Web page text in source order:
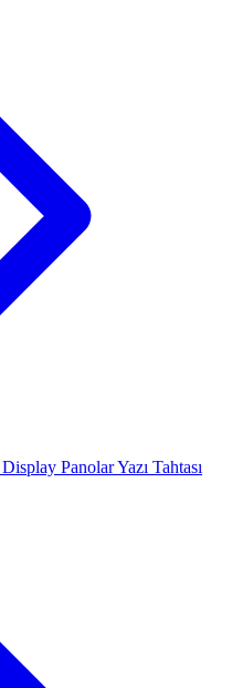
Display PanolarYazı Tahtası